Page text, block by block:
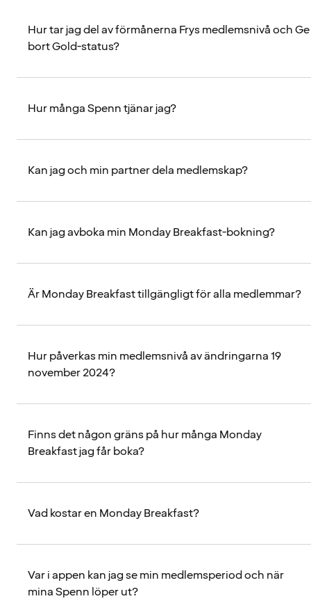
Hur tar jag del av förmånerna Frys medlemsnivå och Ge
bort Gold-status?
Hur många Spenn tjänar jag?
Kan jag och min partner dela medlemskap?
Kan jag avboka min Monday Breakfast-bokning?
Är Monday Breakfast tillgängligt för alla medlemmar?
Hur påverkas min medlemsnivå av ändringarna 19
november 2024?
Finns det någon gräns på hur många Monday
Breakfast jag får boka?
Vad kostar en Monday Breakfast?
Var i appen kan jag se min medlemsperiod och när
mina Spenn löper ut?